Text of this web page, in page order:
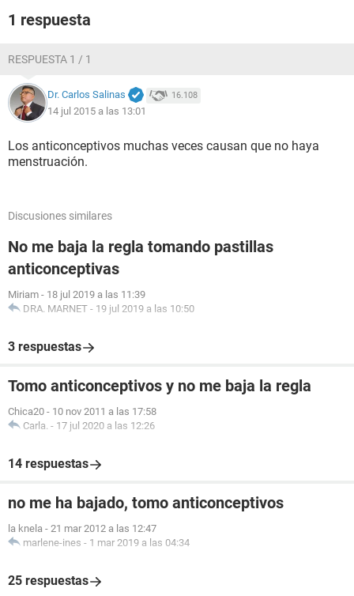
importaría ya que tengo una relación estable... pero necesito
saber que puede ser ya que en dos semanas viajo a
dudo) tengo entendido que no se puede volar los 3 primeros
A alguna le ha pasado algo así? que puede ser?
Gracias y perdón por el texto tan largo es que quería que se
entendiera todo bien...
1 respuesta
RESPUESTA 1 / 1
Dr. Carlos Salinas 16.108
14 jul 2015 a las 13:01
Los anticonceptivos muchas veces causan que no haya
menstruación.
Discusiones similares
No me baja la regla tomando pastillas
anticonceptivas
Miriam - 18 jul 2019 a las 11:39
DRA. MARNET - 19 jul 2019 a las 10:50
3 respuestas
Tomo anticonceptivos y no me baja la regla
Chica20 - 10 nov 2011 a las 17:58
Carla. - 17 jul 2020 a las 12:26
14 respuestas
no me ha bajado, tomo anticonceptivos
la knela - 21 mar 2012 a las 12:47
marlene-ines - 1 mar 2019 a las 04:34
25 respuestas